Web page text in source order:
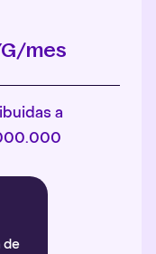
mes
a
de